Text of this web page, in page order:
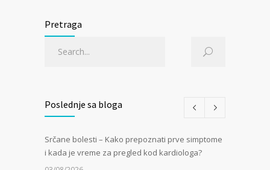
Pretraga
Poslednje sa bloga
Srčane bolesti – Kako prepoznati prve simptome
i kada je vreme za pregled kod kardiologa?